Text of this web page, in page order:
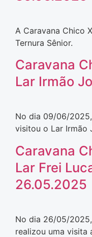
A Caravana Chico
Ternura Sênior.
Caravana
Lar Irmão
No dia 09/06/
visitou o Lar Irmão
Caravana
Lar Frei
26.05.2025
No dia 26/05/
realizou uma visita